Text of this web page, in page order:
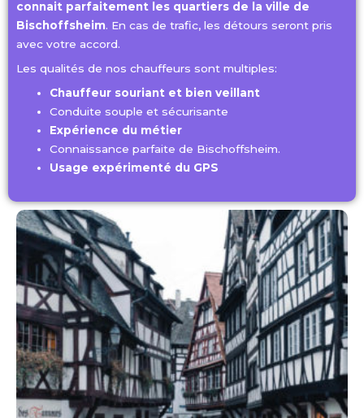
connait parfaitement les quartiers de la ville de
Bischoffsheim. En cas de trafic, les détours seront pris
avec votre accord.
Les qualités de nos chauffeurs sont multiples:
Chauffeur souriant et bien veillant
Conduite souple et sécurisante
Expérience du métier
Connaissance parfaite de Bischoffsheim.
Usage expérimenté du GPS